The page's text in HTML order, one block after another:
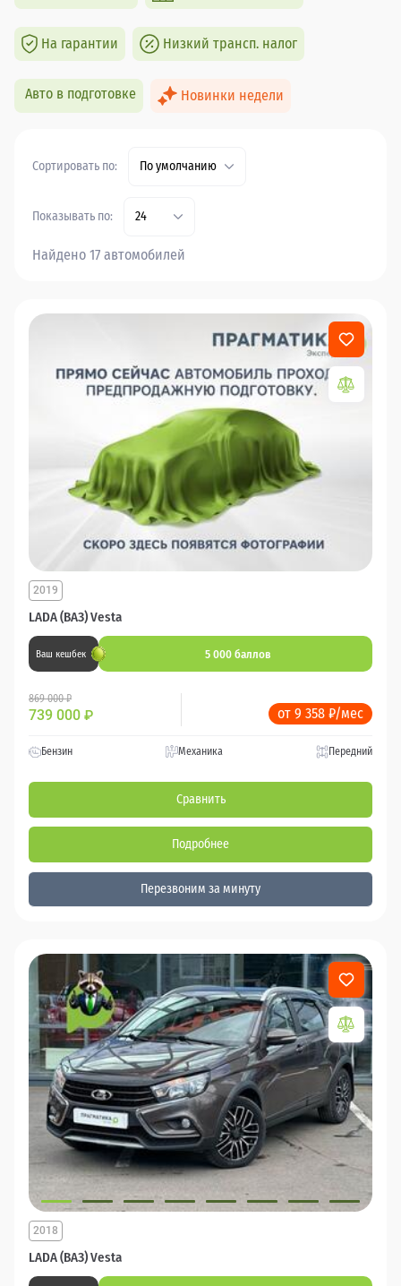
На гарантии Низкий трансп. налог
Авто в подготовке Новинки недели
Сортировать по: По умолчанию
Показывать по: 24
Найдено 17 автомобилей
LADA (ВАЗ) Vesta
2019
Ваш кешбек 5 000 баллов
869 000 ₽
739 000 ₽ от 9 358 ₽/мес
Бензин Механика Передний
Сравнить
Подробнее
Перезвоним за минуту
LADA (ВАЗ) Vesta
2018